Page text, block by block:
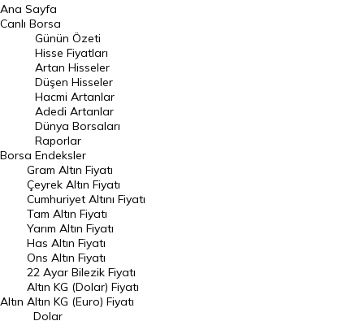
BIST 100 Hisseleri
En Çok Artan Hisseler
En Çok Düşen Hisseler
Hacmi Artanlar
Geçmiş Kapanışlar
Dünya Borsaları
Raporlar
Endeksler
DÖVİZ
Döviz Kuru
Dolar Kuru
Euro Kuru
Ana Sayfa
Canlı Borsa
Borsa
Günün Özeti
Hisse Fiyatları
Artan Hisseler
Düşen Hisseler
Hacmi Artanlar
Adedi Artanlar
Dünya Borsaları
Raporlar
Endeksler
Altın
Gram Altın Fiyatı
Çeyrek Altın Fiyatı
Cumhuriyet Altını Fiyatı
Tam Altın Fiyatı
Yarım Altın Fiyatı
Has Altın Fiyatı
Ons Altın Fiyatı
22 Ayar Bilezik Fiyatı
Altın KG (Dolar) Fiyatı
Altın KG (Euro) Fiyatı
Dolar